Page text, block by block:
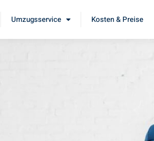
Umzugsservice Kosten & Preise